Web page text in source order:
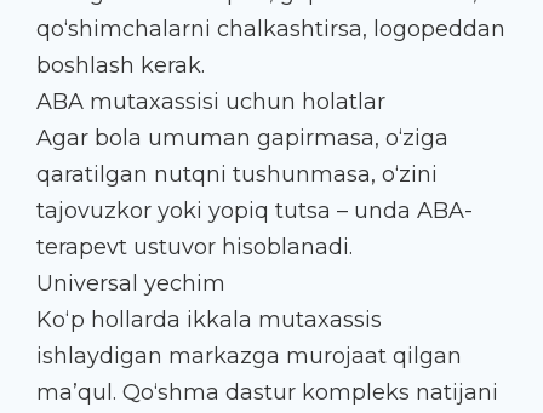
qo‘shimchalarni chalkashtirsa, logopeddan
boshlash kerak.
ABA mutaxassisi uchun holatlar
Agar bola umuman gapirmasa, o‘ziga
qaratilgan nutqni tushunmasa, o‘zini
tajovuzkor yoki yopiq tutsa – unda ABA-
terapevt ustuvor hisoblanadi.
Universal yechim
Ko‘p hollarda ikkala mutaxassis
ishlaydigan markazga murojaat qilgan
ma’qul. Qo‘shma dastur kompleks natijani